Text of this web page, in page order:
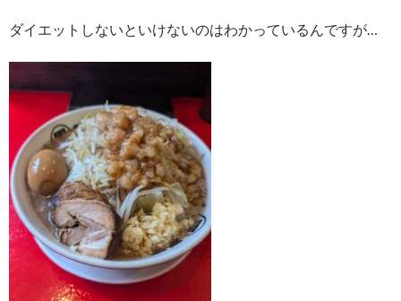
ダイエットしないといけないのはわかっているんですが…